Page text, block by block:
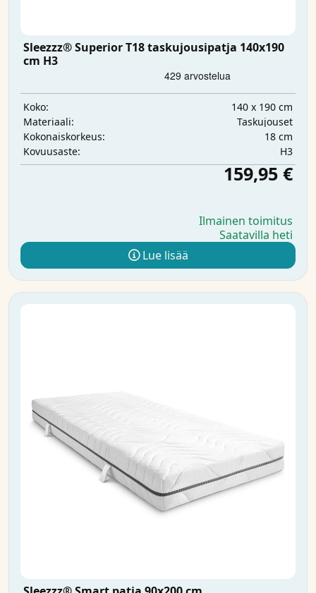
Sleezzz® Superior T18 taskujousipatja 140x190
cm H3
Koko:
140 x 190 cm
Materiaali:
Taskujouset
Kokonaiskorkeus:
18 cm
Kovuusaste:
H3
159,95 €
Ilmainen toimitus
Saatavilla heti
Lue lisää